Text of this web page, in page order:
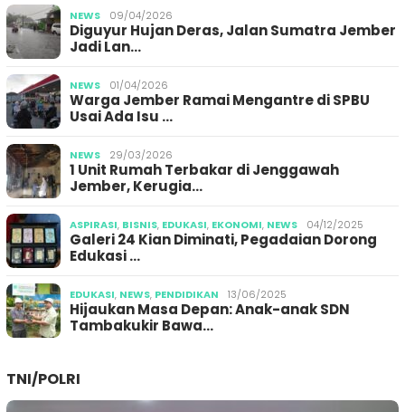
NEWS 09/04/2026
Diguyur Hujan Deras, Jalan Sumatra Jember
Jadi Lan…
NEWS 01/04/2026
Warga Jember Ramai Mengantre di SPBU
Usai Ada Isu …
NEWS 29/03/2026
1 Unit Rumah Terbakar di Jenggawah
Jember, Kerugia…
ASPIRASI, BISNIS, EDUKASI, EKONOMI, NEWS 04/12/2025
Galeri 24 Kian Diminati, Pegadaian Dorong
Edukasi …
EDUKASI, NEWS, PENDIDIKAN 13/06/2025
Hijaukan Masa Depan: Anak-anak SDN
Tambakukir Bawa…
TNI/POLRI